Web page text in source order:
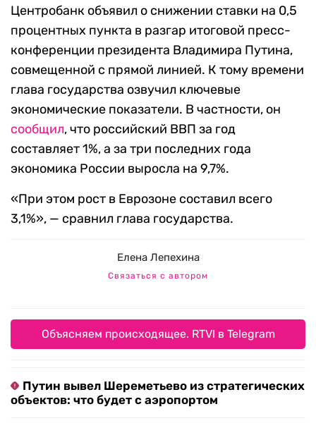
Центробанк объявил о снижении ставки на 0,5
процентных пункта в разгар итоговой пресс-
конференции президента Владимира Путина,
совмещенной с прямой линией. К тому времени
глава государства озвучил ключевые
экономические показатели. В частности, он
сообщил, что российский ВВП за год
составляет 1%, а за три последних года
экономика России выросла на 9,7%.
«При этом рост в Еврозоне составил всего
3,1%», — сравнил глава государства.
Елена Лепехина
Связаться с автором
Объясняем происходящее. RTVI в Telegram
Путин вывел Шереметьево из стратегических
объектов: что будет с аэропортом